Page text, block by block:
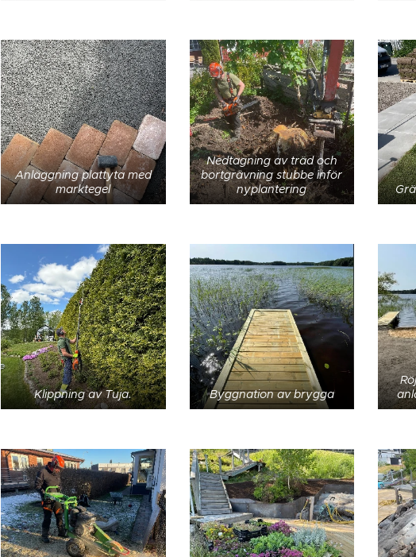
Anläggning plattyta med
marktegel
Nedtagning av träd och
bortgrävning stubbe inför
nyplantering
Klippning av Tuja. Byggnation av brygga